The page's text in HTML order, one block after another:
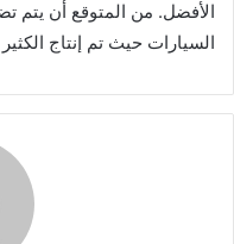
الأفضل. من المتوقع أن يتم
السيارات حيث تم إنتاج